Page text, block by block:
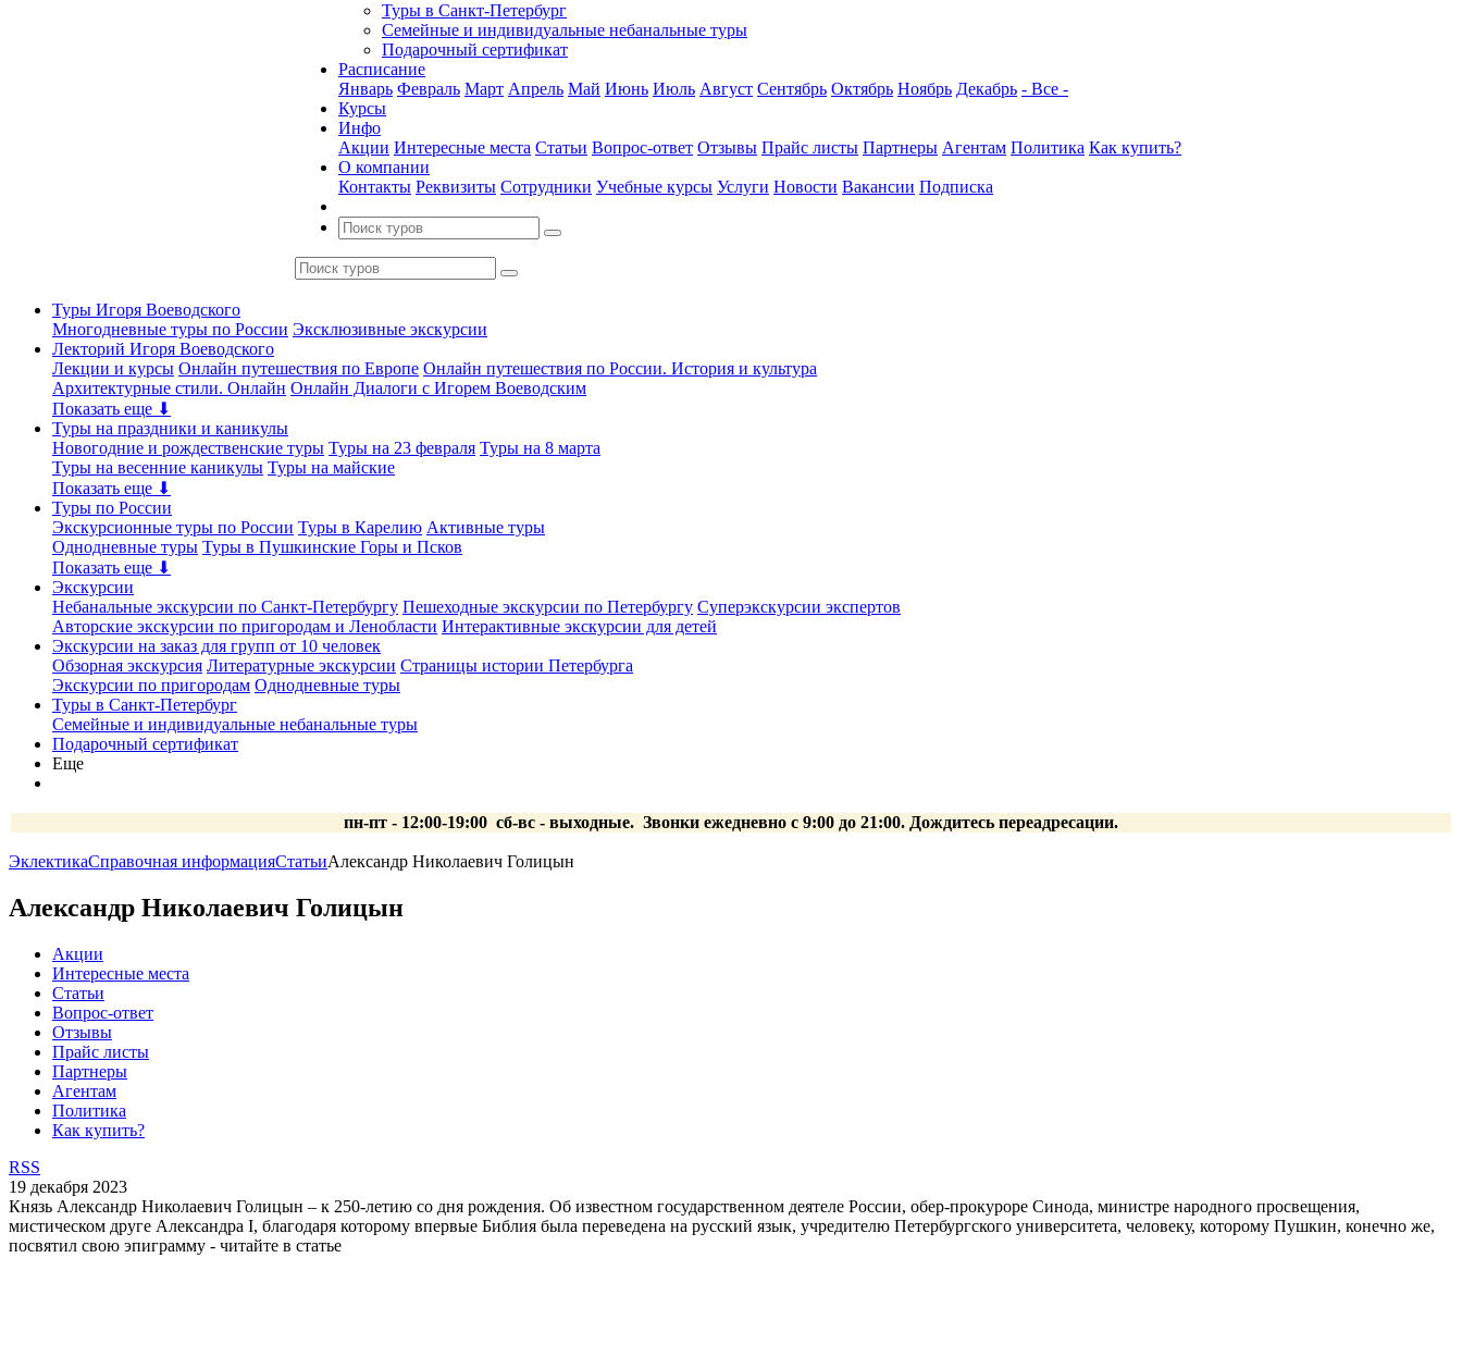
Туры в Санкт-Петербург
Семейные и индивидуальные небанальные туры
Подарочный сертификат
Расписание
Январь Февраль Март Апрель Май Июнь Июль Август Сентябрь Октябрь Ноябрь Декабрь - Все -
Курсы
Инфо
Акции Интересные места Статьи Вопрос-ответ Отзывы Прайс листы Партнеры Агентам Политика Как купить?
О компании
Контакты Реквизиты Сотрудники Учебные курсы Услуги Новости Вакансии Подписка
Туры Игоря Воеводского
Многодневные туры по России Эксклюзивные экскурсии
Лекторий Игоря Воеводского
Лекции и курсы Онлайн путешествия по Европе Онлайн путешествия по России. История и культура
Архитектурные стили. Онлайн Онлайн Диалоги с Игорем Воеводским
Показать еще ⬇
Туры на праздники и каникулы
Новогодние и рождественские туры Туры на 23 февраля Туры на 8 марта
Туры на весенние каникулы Туры на майские
Показать еще ⬇
Туры по России
Экскурсионные туры по России Туры в Карелию Активные туры
Однодневные туры Туры в Пушкинские Горы и Псков
Показать еще ⬇
Экскурсии
Небанальные экскурсии по Санкт-Петербургу Пешеходные экскурсии по Петербургу Суперэкскурсии экспертов
Авторские экскурсии по пригородам и Ленобласти Интерактивные экскурсии для детей
Экскурсии на заказ для групп от 10 человек
Обзорная экскурсия Литературные экскурсии Страницы истории Петербурга
Экскурсии по пригородам Однодневные туры
Туры в Санкт-Петербург
Семейные и индивидуальные небанальные туры
Подарочный сертификат
Еще
пн-пт - 12:00-19:00 сб-вс - выходные. Звонки ежедневно с 9:00 до 21:00. Дождитесь переадресации.
ЭклектикаСправочная информацияСтатьиАлександр Николаевич Голицын
Александр Николаевич Голицын
Акции
Интересные места
Статьи
Вопрос-ответ
Отзывы
Прайс листы
Партнеры
Агентам
Политика
Как купить?
RSS
19 декабря 2023
Князь Александр Николаевич Голицын – к 250-летию со дня рождения. Об известном государственном деятеле России, обер-прокуроре Синода, министре народного просвещения,
мистическом друге Александра I, благодаря которому впервые Библия была переведена на русский язык, учредителю Петербургского университета, человеку, которому Пушкин, конечно же,
посвятил свою эпиграмму - читайте в статье